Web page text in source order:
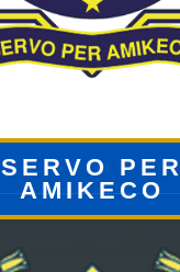
SERVO PER
AMIKECO